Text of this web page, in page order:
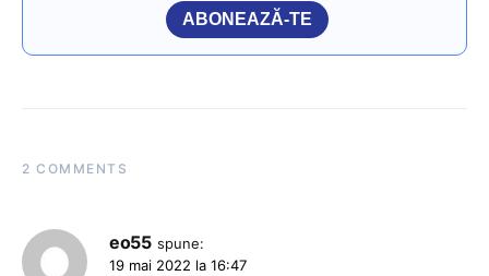
ABONEAZĂ-TE
2 COMMENTS
eo55 spune:
19 mai 2022 la 16:47